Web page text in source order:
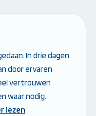
In drie dagen
door ervaren
vertrouwen
waar nodig.
lezen